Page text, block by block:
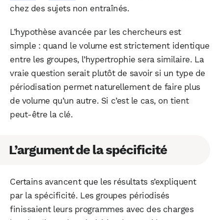
chez des sujets non entraînés.
L’hypothèse avancée par les chercheurs est
simple : quand le volume est strictement identique
entre les groupes, l’hypertrophie sera similaire. La
vraie question serait plutôt de savoir si un type de
périodisation permet naturellement de faire plus
de volume qu’un autre. Si c’est le cas, on tient
peut-être la clé.
L’argument de la spécificité
Certains avancent que les résultats s’expliquent
par la spécificité. Les groupes périodisés
finissaient leurs programmes avec des charges